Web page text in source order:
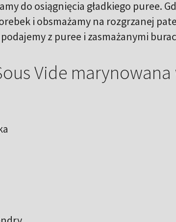
do osiągnięcia gładkiego puree.
i obsmażamy na rozgrzanej
z puree i zasmażanymi
Vide